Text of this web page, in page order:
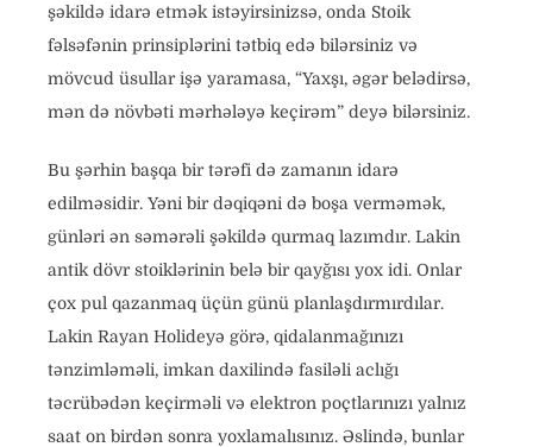
şəkildə idarə etmək istəyirsinizsə, onda Stoik
fəlsəfənin prinsiplərini tətbiq edə bilərsiniz və
mövcud üsullar işə yaramasa, “Yaxşı, əgər belədirsə,
mən də növbəti mərhələyə keçirəm” deyə bilərsiniz.
Bu şərhin başqa bir tərəfi də zamanın idarə
edilməsidir. Yəni bir dəqiqəni də boşa verməmək,
günləri ən səmərəli şəkildə qurmaq lazımdır. Lakin
antik dövr stoiklərinin belə bir qayğısı yox idi. Onlar
çox pul qazanmaq üçün günü planlaşdırmırdılar.
Lakin Rayan Holideyə görə, qidalanmağınızı
tənzimləməli, imkan daxilində fasiləli aclığı
təcrübədən keçirməli və elektron poçtlarınızı yalnız
saat on birdən sonra yoxlamalısınız. Əslində, bunlar